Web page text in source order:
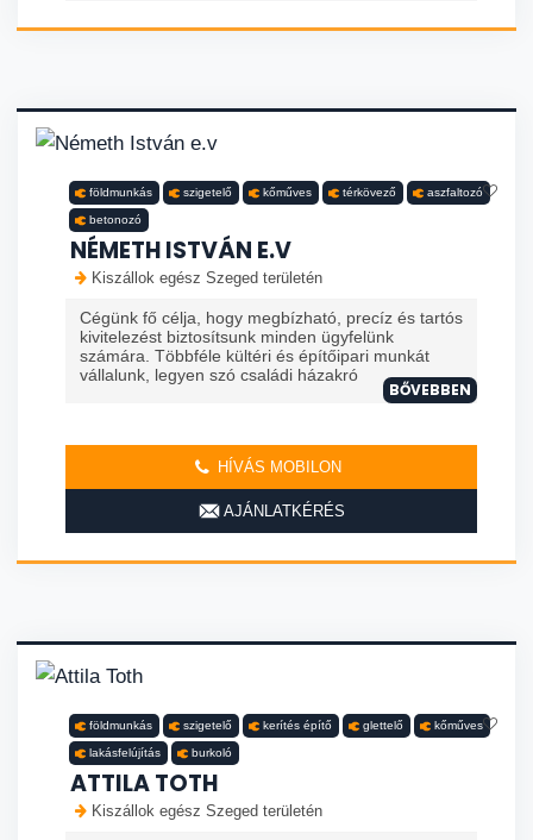
földmunkás szigetelő kőműves térkövező aszfaltozó
betonozó
NÉMETH ISTVÁN E.V
Kiszállok egész Szeged területén
Cégünk fő célja, hogy megbízható, precíz és tartós
kivitelezést biztosítsunk minden ügyfelünk
számára. Többféle kültéri és építőipari munkát
vállalunk, legyen szó családi házakró
BŐVEBBEN
HÍVÁS MOBILON
AJÁNLATKÉRÉS
földmunkás szigetelő kerítés építő glettelő kőműves
lakásfelújítás burkoló
ATTILA TOTH
Kiszállok egész Szeged területén